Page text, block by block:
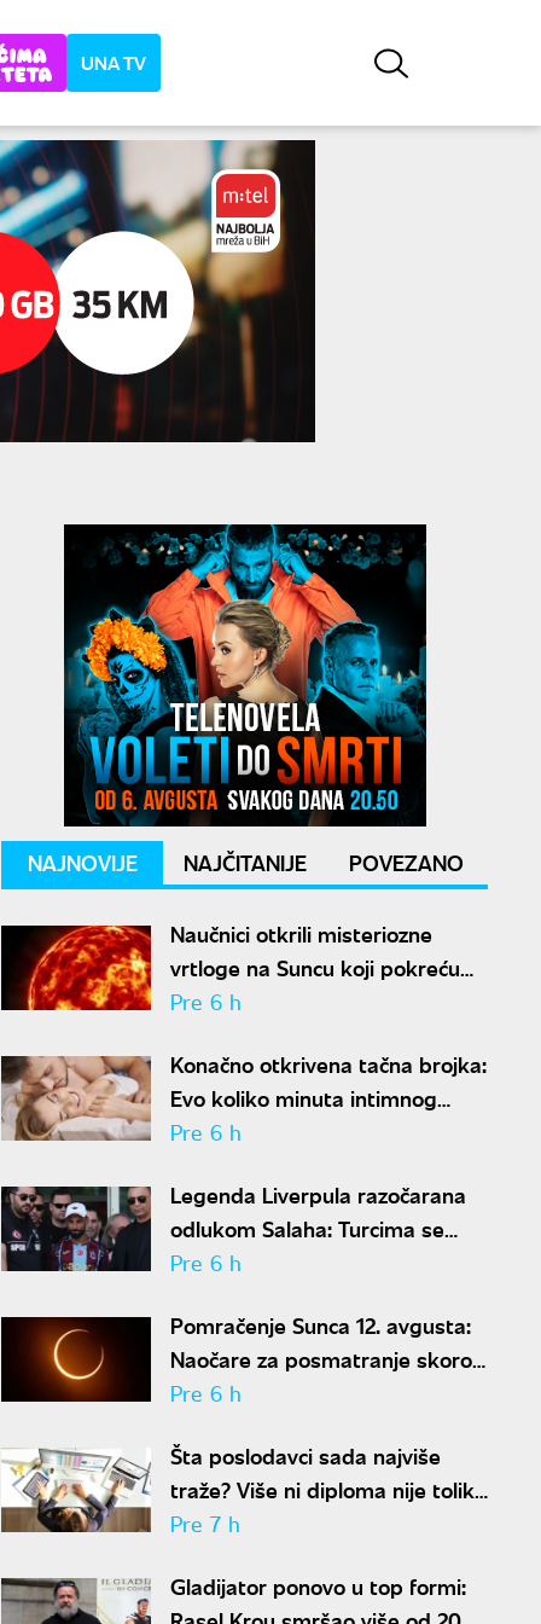
UNA TV
NAJNOVIJE NAJČITANIJE POVEZANO
Naučnici otkrili misteriozne
vrtloge na Suncu koji pokreću
solarne baklje
Pre 6 h
Konačno otkrivena tačna brojka:
Evo koliko minuta intimnog
odnosa je ženi potrebno da bi
Pre 6 h
Legenda Liverpula razočarana
odlukom Salaha: Turcima se
neće dopasti ove reči
Pre 6 h
Pomračenje Sunca 12. avgusta:
Naočare za posmatranje skoro
rasprodate
Pre 6 h
Šta poslodavci sada najviše
traže? Više ni diploma nije toliko
važna
Pre 7 h
Gladijator ponovo u top formi: